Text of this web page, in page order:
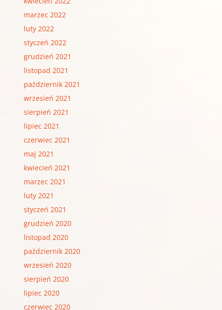
marzec 2022
luty 2022
styczeń 2022
grudzień 2021
listopad 2021
październik 2021
wrzesień 2021
sierpień 2021
lipiec 2021
czerwiec 2021
maj 2021
kwiecień 2021
marzec 2021
luty 2021
styczeń 2021
grudzień 2020
listopad 2020
październik 2020
wrzesień 2020
sierpień 2020
lipiec 2020
czerwiec 2020